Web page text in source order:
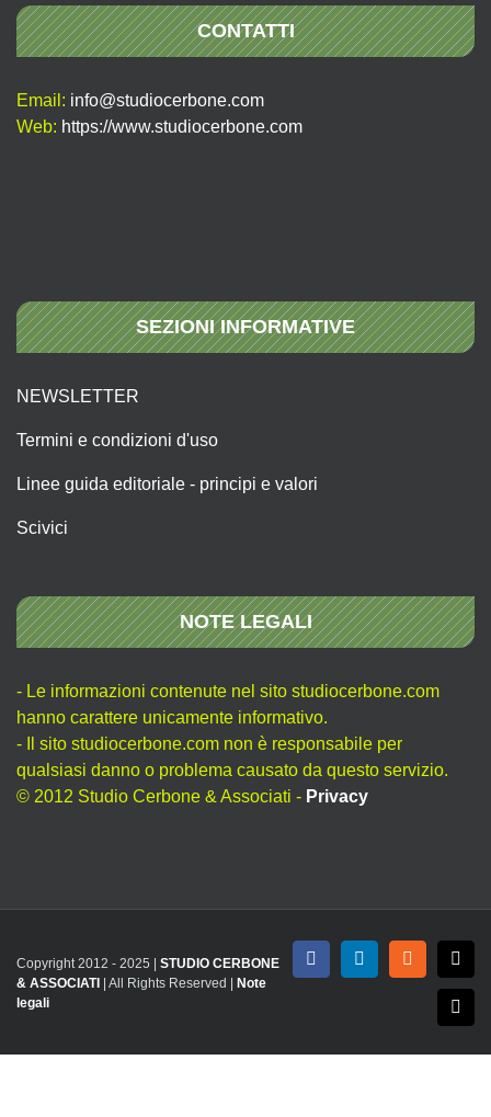
CONTATTI
Email: info@studiocerbone.com
Web: https://www.studiocerbone.com
SEZIONI INFORMATIVE
NEWSLETTER
Termini e condizioni d'uso
Linee guida editoriale - principi e valori
Scivici
NOTE LEGALI
- Le informazioni contenute nel sito studiocerbone.com
hanno carattere unicamente informativo.
- Il sito studiocerbone.com non è responsabile per
qualsiasi danno o problema causato da questo servizio.
© 2012 Studio Cerbone & Associati - Privacy
Copyright 2012 - 2025 | STUDIO CERBONE
& ASSOCIATI
| All Rights Reserved |
Note
legali
FacebookLinkedInRss X